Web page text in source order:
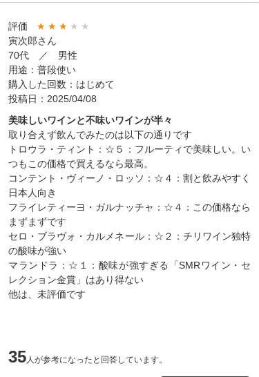
評価 ★ ★ ★ ★ ★
寅次郎さん
70代 ／ 男性
用途：普段使い
購入した回数：はじめて
投稿日：2025/04/08
美味しいワインと不味いワインが半々
取り合えず飲んでみたのは以下の通りです
トロウラ・ティント：☆５：フルーティで美味しい。い
つもこの価格で買えるなら最高。
コンテント・ヴィーノ・ロッソ：☆４：割と飲みやすく
日本人向き
フライレティーヨ・ガルナッチャ：☆４：この価格なら
まずまずです
セロ・ブラヴォ・カルメネール：☆２：チリワイン独特
の酸味が強い
マランドラ：☆１：酸味が強すぎる「SMRワイン・セ
レクション金賞」はあり得ない
他は、未評価です
35人が参考になったと回答しています。